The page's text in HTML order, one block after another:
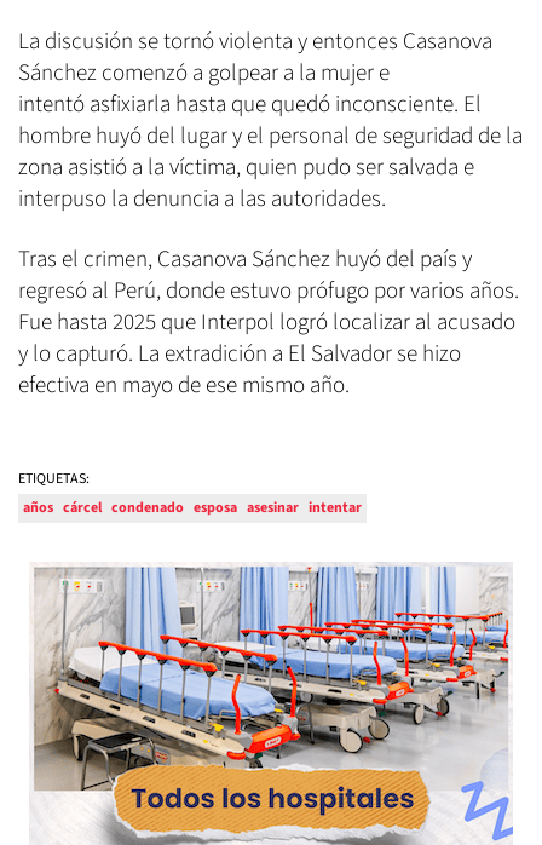
La discusión se tornó violenta y entonces Casanova
Sánchez comenzó a golpear a la mujer e
intentó asfixiarla hasta que quedó inconsciente. El
hombre huyó del lugar y el personal de seguridad de la
zona asistió a la víctima, quien pudo ser salvada e
interpuso la denuncia a las autoridades.
Tras el crimen, Casanova Sánchez huyó del país y
regresó al Perú, donde estuvo prófugo por varios años.
Fue hasta 2025 que Interpol logró localizar al acusado
y lo capturó. La extradición a El Salvador se hizo
efectiva en mayo de ese mismo año.
ETIQUETAS:
años cárcel condenado esposa asesinar intentar